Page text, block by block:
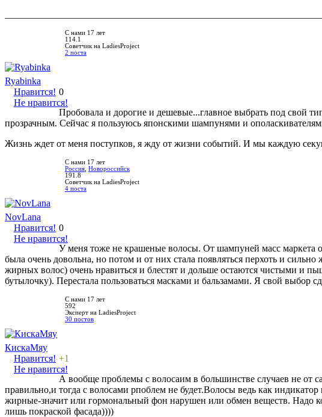
С нами 17 лет
114.1
Советчик на LadiesProject
2 поста
Ryabinka
Нравится!
Не нравится!
0
Пробовала и дорогие и дешевые...главное выбрать под свой
прозрачным. Сейчас я пользуюсь японскими шампунями и
Жизнь ждет от меня поступков, я жду от жизни событий. И мы каждую
С нами 17 лет
Россия Новороссийск
191.8
Советчик на LadiesProject
4 поста
NovLana
Нравится!
Не нравится!
0
У меня тоже не крашеные волосы. От шампуней масс маркета
была очень довольна, но потом и от них стала появляться перхоть и
жирных волос) очень нравиться и блестят и дольше остаются чистыми и
бутылочку). Перестала пользоваться масками и бальзамами. Я свой выбор
С нами 17 лет
592
Эксперт на LadiesProject
30 постов
КискаМяу
Нравится!
Не нравится!
+1
А вообще проблемы с волосаим в большинстве случаев не от
правильно,и тогда с волосами рпоблем не будет.Волосы ведь как
жирные-значит или гормональный фон нарушен или обмен веществ. Надо
лишь покраской фасада))))